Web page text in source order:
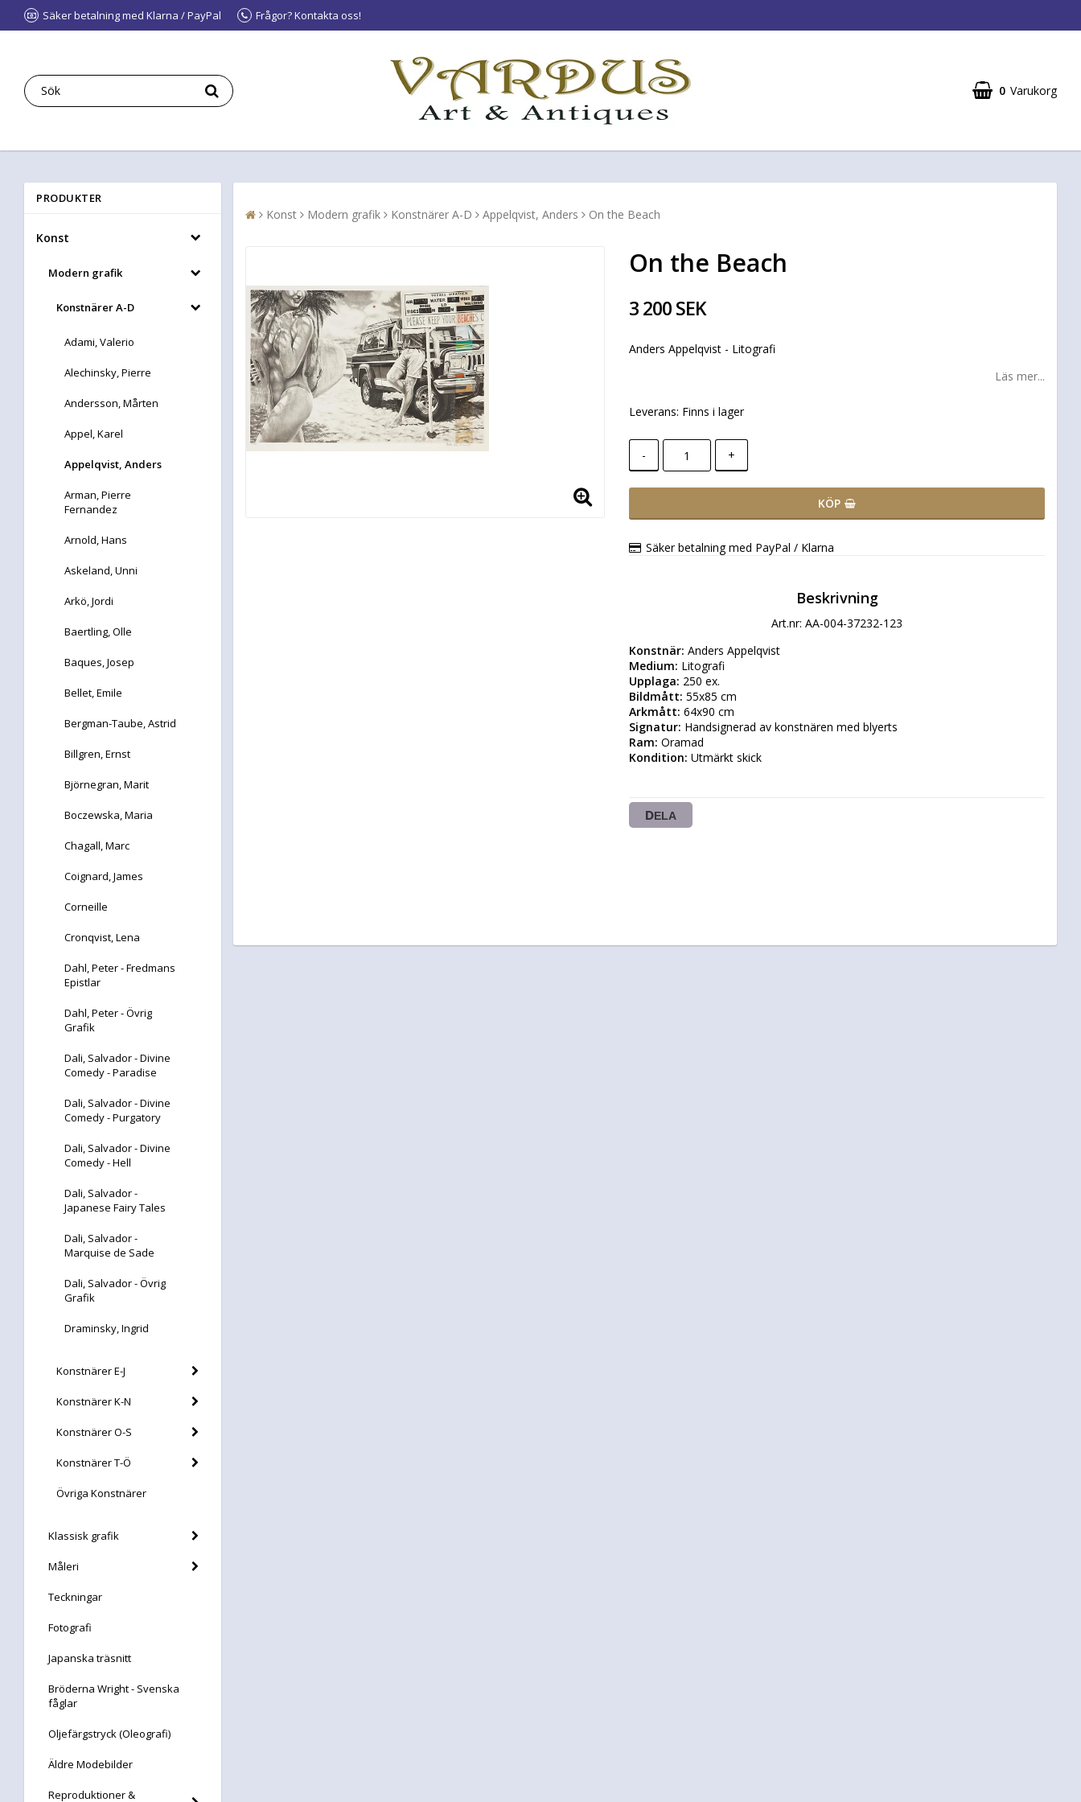
Säker betalning med Klarna / PayPal Frågor? Kontakta oss!
0 Varukorg
PRODUKTER
Konst
Modern grafik
Konstnärer A-D
Adami, Valerio
Alechinsky, Pierre
Andersson, Mårten
Appel, Karel
Appelqvist, Anders
Arman, Pierre
Fernandez
Arnold, Hans
Askeland, Unni
Arkö, Jordi
Baertling, Olle
Baques, Josep
Bellet, Emile
Bergman-Taube, Astrid
Billgren, Ernst
Björnegran, Marit
Boczewska, Maria
Chagall, Marc
Coignard, James
Corneille
Cronqvist, Lena
Dahl, Peter - Fredmans
Epistlar
Dahl, Peter - Övrig
Grafik
Dali, Salvador - Divine
Comedy - Paradise
Dali, Salvador - Divine
Comedy - Purgatory
Dali, Salvador - Divine
Comedy - Hell
Dali, Salvador -
Japanese Fairy Tales
Dali, Salvador -
Marquise de Sade
Dali, Salvador - Övrig
Grafik
Draminsky, Ingrid
Konstnärer E-J
Konstnärer K-N
Konstnärer O-S
Konstnärer T-Ö
Övriga Konstnärer
Klassisk grafik
Måleri
Teckningar
Fotografi
Japanska träsnitt
Bröderna Wright - Svenska
fåglar
Oljefärgstryck (Oleografi)
Äldre Modebilder
Reproduktioner &
Konst Modern grafik Konstnärer A-D Appelqvist, Anders On the Beach
On the Beach
3 200 SEK
Anders Appelqvist - Litografi
Läs mer...
Leverans: Finns i lager
- +
KÖP
Säker betalning med PayPal / Klarna
Beskrivning
Art.nr: AA-004-37232-123
Konstnär:
Medium:
Upplaga:
Bildmått:
Arkmått:
Signatur:
Ram:
Kondition: Utmärkt skick
DELA